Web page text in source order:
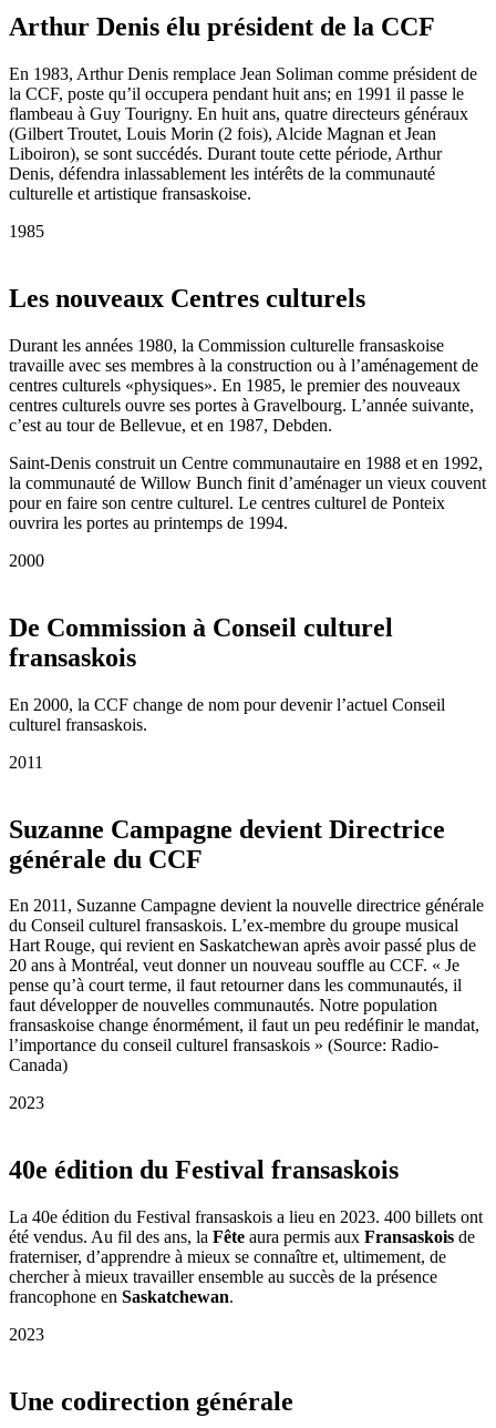
Arthur Denis élu président de la CCF
En 1983, Arthur Denis remplace Jean Soliman comme président de
la CCF, poste qu’il occupera pendant huit ans; en 1991 il passe le
flambeau à Guy Tourigny. En huit ans, quatre directeurs généraux
(Gilbert Troutet, Louis Morin (2 fois), Alcide Magnan et Jean
Liboiron), se sont succédés. Durant toute cette période, Arthur
Denis, défendra inlassablement les intérêts de la communauté
culturelle et artistique fransaskoise.
1985
Les nouveaux Centres culturels
Durant les années 1980, la Commission culturelle fransaskoise
travaille avec ses membres à la construction ou à l’aménagement de
centres culturels «physiques». En 1985, le premier des nouveaux
centres culturels ouvre ses portes à Gravelbourg. L’année suivante,
c’est au tour de Bellevue, et en 1987, Debden.
Saint-Denis construit un Centre communautaire en 1988 et en 1992,
la communauté de Willow Bunch finit d’aménager un vieux couvent
pour en faire son centre culturel. Le centres culturel de Ponteix
ouvrira les portes au printemps de 1994.
2000
De Commission à Conseil culturel
fransaskois
En 2000, la CCF change de nom pour devenir l’actuel Conseil
culturel fransaskois.
2011
Suzanne Campagne devient Directrice
générale du CCF
En 2011, Suzanne Campagne devient la nouvelle directrice générale
du Conseil culturel fransaskois. L’ex-membre du groupe musical
Hart Rouge, qui revient en Saskatchewan après avoir passé plus de
20 ans à Montréal, veut donner un nouveau souffle au CCF. « Je
pense qu’à court terme, il faut retourner dans les communautés, il
faut développer de nouvelles communautés. Notre population
fransaskoise change énormément, il faut un peu redéfinir le mandat,
l’importance du conseil culturel fransaskois » (Source: Radio-
Canada)
2023
40e édition du Festival fransaskois
La 40e édition du Festival fransaskois a lieu en 2023. 400 billets ont
été vendus. Au fil des ans, la Fête aura permis aux Fransaskois de
fraterniser, d’apprendre à mieux se connaître et, ultimement, de
chercher à mieux travailler ensemble au succès de la présence
francophone en Saskatchewan.
2023
Une codirection générale